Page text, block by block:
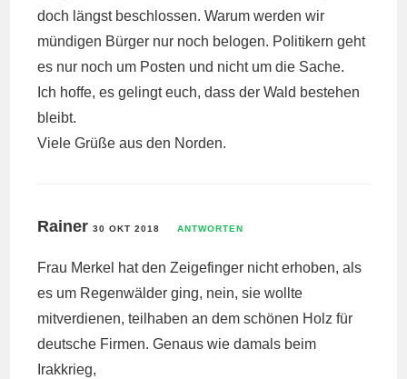
doch längst beschlossen. Warum werden wir
mündigen Bürger nur noch belogen. Politikern geht
es nur noch um Posten und nicht um die Sache.
Ich hoffe, es gelingt euch, dass der Wald bestehen
bleibt.
Viele Grüße aus den Norden.
Rainer30 OKT 2018 ANTWORTEN
Frau Merkel hat den Zeigefinger nicht erhoben, als
es um Regenwälder ging, nein, sie wollte
mitverdienen, teilhaben an dem schönen Holz für
deutsche Firmen. Genaus wie damals beim
Irakkrieg,